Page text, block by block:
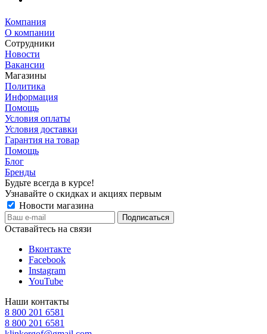
Компания
О компании
Сотрудники
Новости
Вакансии
Магазины
Политика
Информация
Помощь
Условия оплаты
Условия доставки
Гарантия на товар
Помощь
Блог
Бренды
Будьте всегда в курсе!
Узнавайте о скидках и акциях первым
Новости магазина
Оставайтесь на связи
Вконтакте
Facebook
Instagram
YouTube
Наши контакты
8 800 201 6581
8 800 201 6581